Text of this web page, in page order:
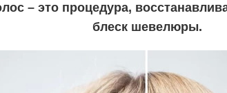
– это процедура,
блеск шевелюры.